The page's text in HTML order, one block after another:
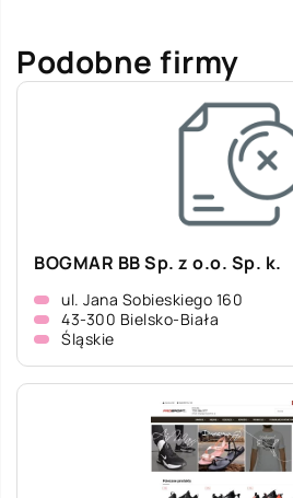
Podobne firmy
BOGMAR BB Sp. z o.o. Sp. k.
ul. Jana Sobieskiego 160
43-300 Bielsko-Biała
Śląskie